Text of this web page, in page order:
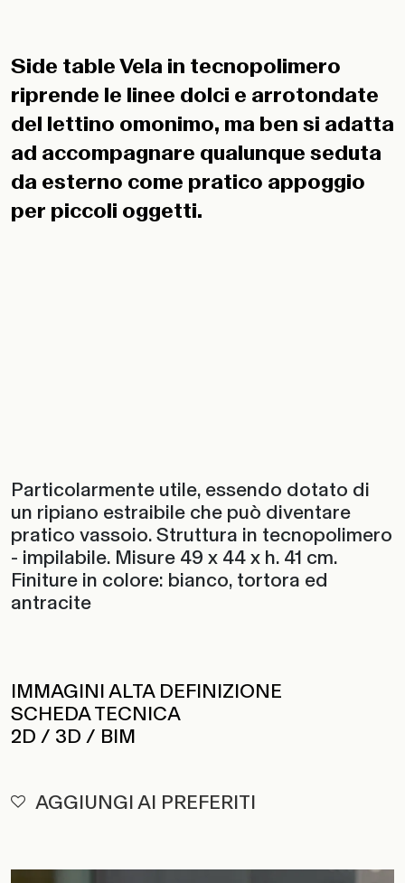
Side table Vela in tecnopolimero
riprende le linee dolci e arrotondate
del lettino omonimo, ma ben si adatta
ad accompagnare qualunque seduta
da esterno come pratico appoggio
per piccoli oggetti.
Particolarmente utile, essendo dotato di
un ripiano estraibile che può diventare
pratico vassoio. Struttura in tecnopolimero
- impilabile. Misure 49 x 44 x h. 41 cm.
Finiture in colore: bianco, tortora ed
antracite
IMMAGINI ALTA DEFINIZIONE
SCHEDA TECNICA
2D / 3D / BIM
AGGIUNGI AI PREFERITI